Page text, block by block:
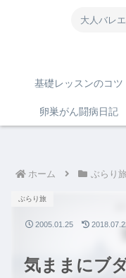
大人バレ
基礎レッスンのコツ
卵巣がん闘病日記
ホーム ぶらり旅
気ままにブ
ぶらり旅
2005.01.25